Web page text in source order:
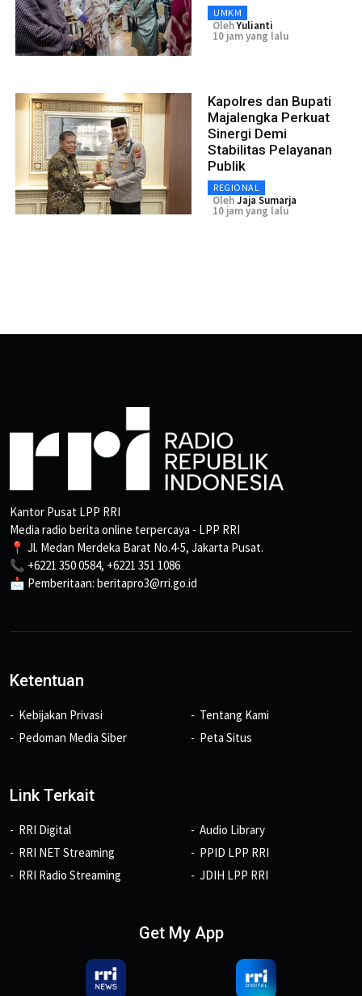
UMKM
OlehYulianti
10 jam yang lalu
Kapolres dan Bupati
Majalengka Perkuat
Sinergi Demi
Stabilitas Pelayanan
Publik
REGIONAL
OlehJaja Sumarja
10 jam yang lalu
Kantor Pusat LPP RRI
Media radio berita online terpercaya - LPP RRI
📍 Jl. Medan Merdeka Barat No.4-5, Jakarta Pusat.
📞 +6221 350 0584, +6221 351 1086
📩 Pemberitaan: beritapro3@rri.go.id
Ketentuan
Kebijakan Privasi
Pedoman Media Siber
Tentang Kami
Peta Situs
Link Terkait
RRI Digital
RRI NET Streaming
RRI Radio Streaming
Audio Library
PPID LPP RRI
JDIH LPP RRI
Get My App